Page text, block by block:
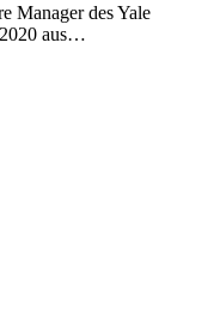
Manager des Yale
aus…